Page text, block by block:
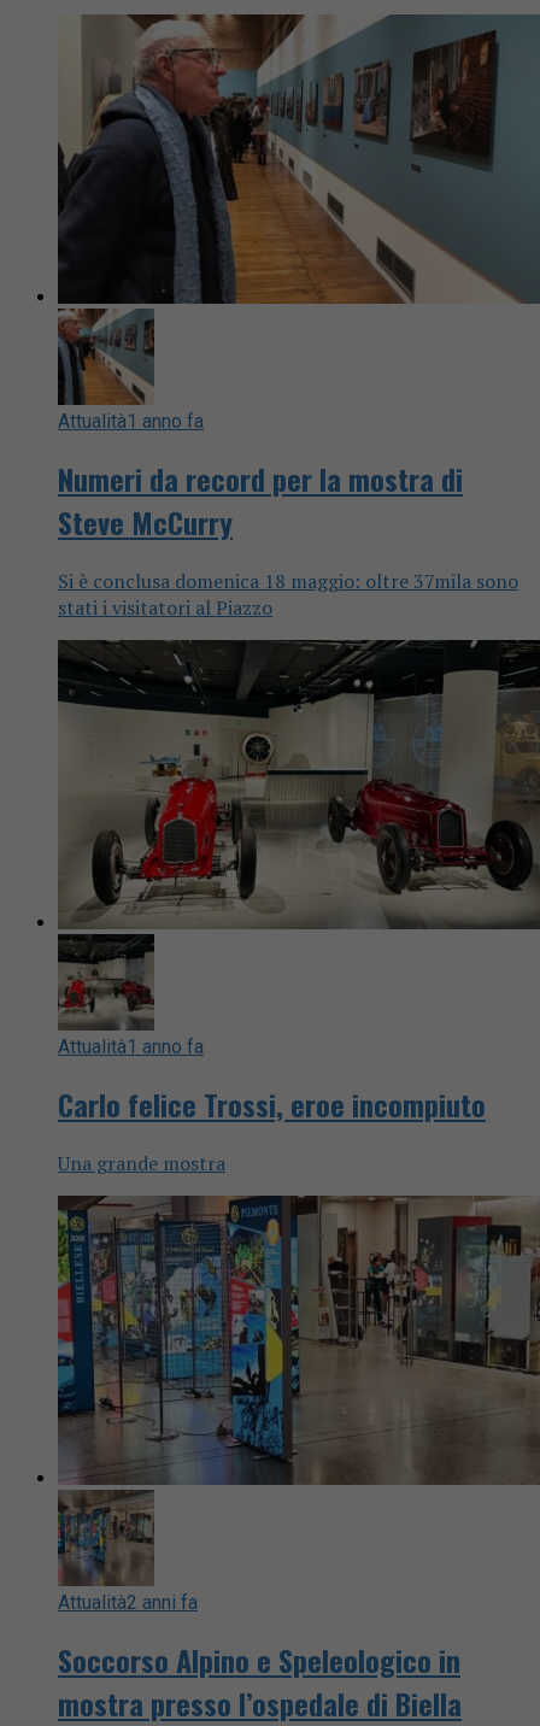
Attualità1 anno fa
Numeri da record per la mostra di
Steve McCurry
Si è conclusa domenica 18 maggio: oltre 37mila sono
stati i visitatori al Piazzo
Attualità1 anno fa
Carlo felice Trossi, eroe incompiuto
Una grande mostra
Attualità2 anni fa
Soccorso Alpino e Speleologico in
mostra presso l’ospedale di Biella